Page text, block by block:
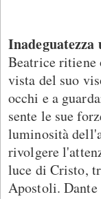
Inadeguatezza
Beatrice ritiene
vista del suo
occhi e a
sente le sue
luminosità
rivolgere
luce di Cristo,
Apostoli.